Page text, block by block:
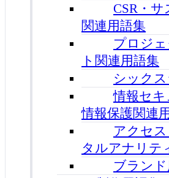
CSR・
関連用語集
プロジ
ト関連用語集
シック
情報セキ
情報保護関連
アクセ
タルアナリテ
ブラン